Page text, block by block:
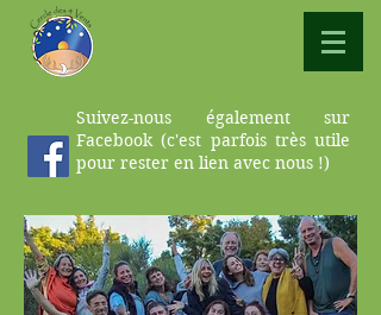
Suivez-nous également sur
Facebook (c'est parfois très utile
pour rester en lien avec nous !)